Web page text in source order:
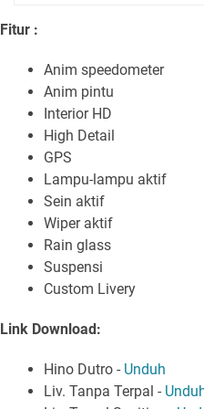
Fitur :
Anim speedometer
Anim pintu
Interior HD
High Detail
GPS
Lampu-lampu aktif
Sein aktif
Wiper aktif
Rain glass
Suspensi
Custom Livery
Link Download:
Hino Dutro - Unduh
Liv. Tanpa Terpal -